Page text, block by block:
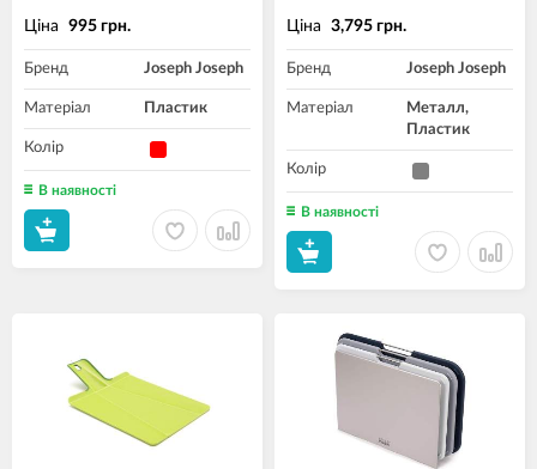
Ціна 995 грн.
Бренд Joseph Joseph
Матеріал Пластик
Колір
В наявності
Ціна 3,795 грн.
Бренд Joseph Joseph
Матеріал
Металл,
Пластик
Колір
В наявності